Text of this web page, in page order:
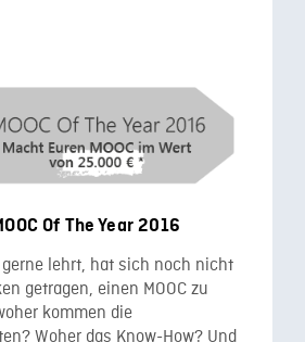
Of The Year 2016
gerne lehrt, hat sich noch nicht
getragen, einen MOOC zu
kommen die
Woher das Know-How? Und